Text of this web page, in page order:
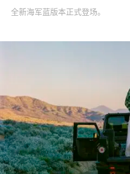
全新海军蓝版本正式登场。